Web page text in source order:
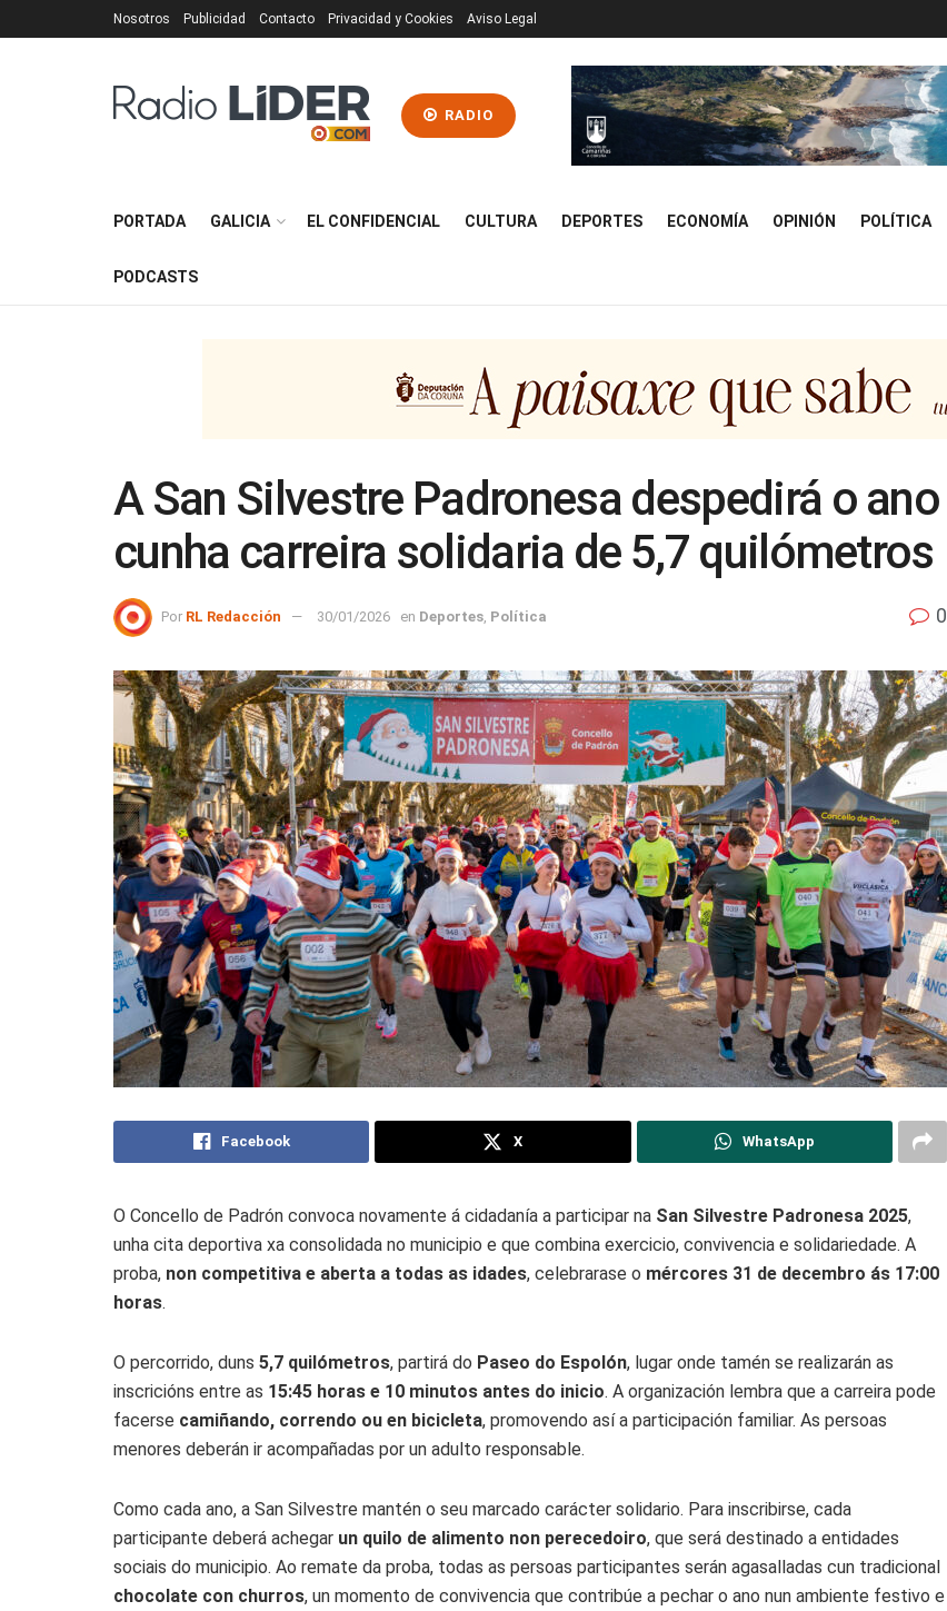
Nosotros Publicidad Contacto Privacidad y Cookies Aviso Legal
RADIO
PORTADA GALICIA EL CONFIDENCIAL CULTURA DEPORTES ECONOMÍA OPINIÓN POLÍTICA
PODCASTS
A San Silvestre Padronesa despedirá o ano
cunha carreira solidaria de 5,7 quilómetros
Por RL Redacción 30/01/2026 en Deportes Política 0
Facebook X WhatsApp
O Concello de Padrón convoca novamente á cidadanía a participar na San Silvestre Padronesa 2025,
unha cita deportiva xa consolidada no municipio e que combina exercicio, convivencia e solidariedade. A
proba, non competitiva e aberta a todas as idades, celebrarase o mércores 31 de decembro ás 17:00
horas.
O percorrido, duns 5,7 quilómetros, partirá do Paseo do Espolón, lugar onde tamén se realizarán as
inscricións entre as 15:45 horas e 10 minutos antes do inicio. A organización lembra que a carreira pode
facerse camiñando, correndo ou en bicicleta, promovendo así a participación familiar. As persoas
menores deberán ir acompañadas por un adulto responsable.
Como cada ano, a San Silvestre mantén o seu marcado carácter solidario. Para inscribirse, cada
participante deberá achegar un quilo de alimento non perecedoiro, que será destinado a entidades
sociais do municipio. Ao remate da proba, todas as persoas participantes serán agasalladas cun tradicional
chocolate con churros, un momento de convivencia que contribúe a pechar o ano nun ambiente festivo e